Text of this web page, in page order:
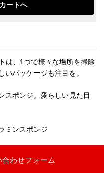
は、1つで様々な場所を掃除
パッケージも注目を。
スポンジ。愛らしい見た目
ミンスポンジ
わせフォーム